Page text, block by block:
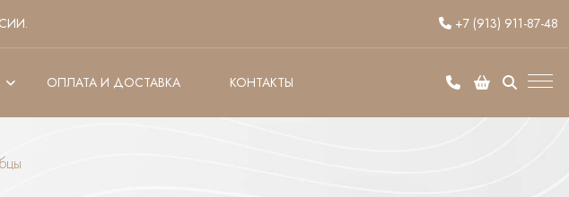
+7 (913) 911-87-48
ОПЛАТА И ДОСТАВКА КОНТАКТЫ